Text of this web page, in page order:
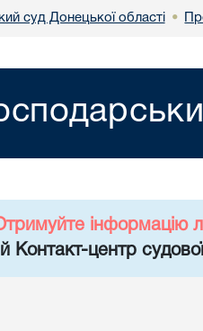
суд Донецької області •
інформацію
Контакт-центр